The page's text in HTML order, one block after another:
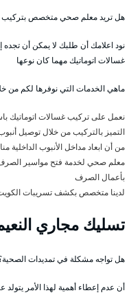
هل تريد معلم صحي متخصص بتركيب
نود اعلامك أن طلبك لا يمكن أن
غسالات اتوماتيك مهما كان نوعها
ماهي الخدمات التي نوفرها لكم من
نعمل على تركيب غسالات اتوماتيك
التميز بالتركيب من خلال توصيل
من أن ابعاد مداخل الأنبوب الداخلية
معلم صحي لخدمة فتح مواسير
بأعمال الصرف
لدينا متخصص بكشف تسريبات
تسليك مجاري
هل تواجه مشكلة في تمديدات
أن عدم إعطاء أهمية لهذا الأمر